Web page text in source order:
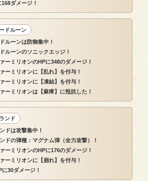
ダメージ！
ドルーン
ルーンは防御集中！
ルーンのソニックエッジ！
ーミリオンのHPに348のダメージ！
ーミリオンに【乱れ】を付与！
ーミリオンに【凍結】を付与！
ーミリオンは【麻痺】に抵抗した！
ンド
ドは攻撃集中！
ドの弾種：マグナム弾（全力攻撃）！
ーミリオンのHPに176のダメージ！
ーミリオンに【崩れ】を付与！
30ダメージ！